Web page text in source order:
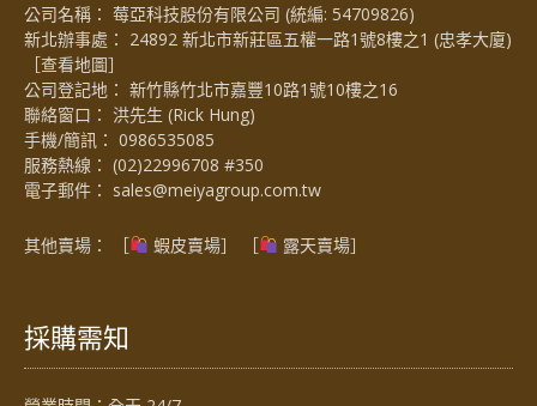
公司名稱： 莓亞科技股份有限公司 (統編: 54709826)
新北辦事處： 24892 新北市新莊區五權一路1號8樓之1 (忠孝大廈)
［查看地圖］
公司登記地： 新竹縣竹北市嘉豐10路1號10樓之16
聯絡窗口： 洪先生 (Rick Hung)
手機/簡訊： 0986535085
服務熱線： (02)22996708 #350
電子郵件： sales@meiyagroup.com.tw
其他賣場： ［ 蝦皮賣場］ ［ 露天賣場］
採購需知